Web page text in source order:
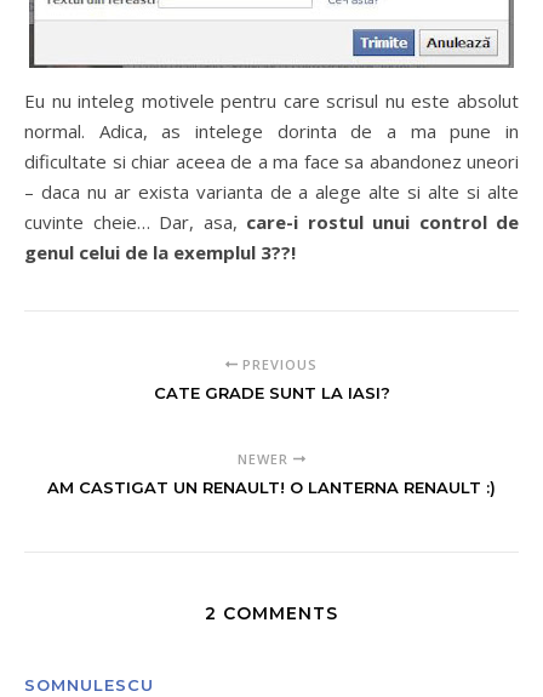
Eu nu inteleg motivele pentru care scrisul nu este absolut
normal. Adica, as intelege dorinta de a ma pune in
dificultate si chiar aceea de a ma face sa abandonez uneori
– daca nu ar exista varianta de a alege alte si alte si alte
cuvinte cheie… Dar, asa, care-i rostul unui control de
genul celui de la exemplul 3??!
PREVIOUS
CATE GRADE SUNT LA IASI?
NEWER
AM CASTIGAT UN RENAULT! O LANTERNA RENAULT :)
2 COMMENTS
SOMNULESCU